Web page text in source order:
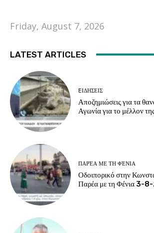
Friday, August 7, 2026
LATEST ARTICLES
EΙΔΗΣΕΙΣ
Αποζημιώσεις για τα
Αγωνία για το μέλλον
ΠΑΡΈΑ ΜΕ ΤΗ ΦΈΝΙΑ
Οδοιπορικό στην
Παρέα με τη Φένια 3-